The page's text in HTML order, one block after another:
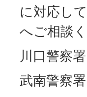
に対応し
へご相談
川口警察
武南警察